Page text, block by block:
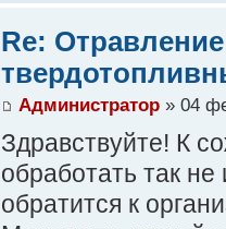
Re:
Администратор» 04
Здравствуйте! К
обработать так
обратится к